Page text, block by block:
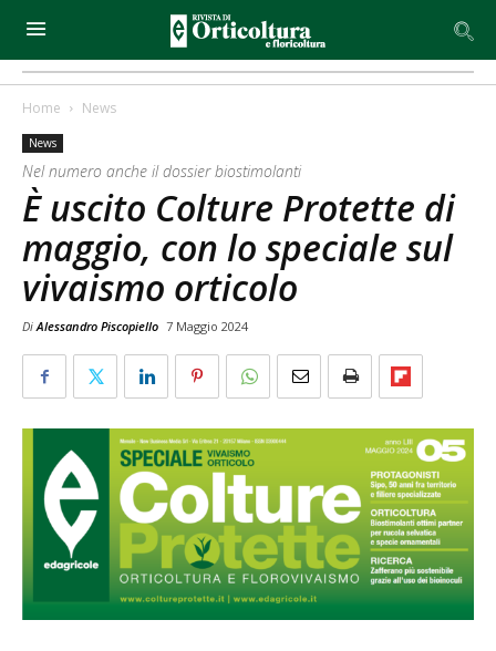
Home News
News
Nel numero anche il dossier biostimolanti
È uscito Colture Protette di
maggio, con lo speciale sul
vivaismo orticolo
DiAlessandro Piscopiello 7 Maggio 2024